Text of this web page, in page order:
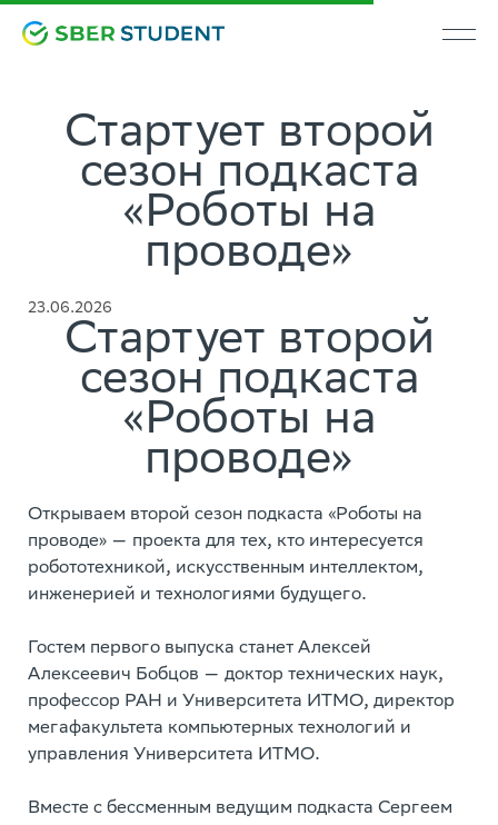
Стартует второй
сезон подкаста
«Роботы на
проводе»
23.06.2026
Стартует второй
сезон подкаста
«Роботы на
проводе»
Открываем второй сезон подкаста «Роботы на
проводе» — проекта для тех, кто интересуется
робототехникой, искусственным интеллектом,
инженерией и технологиями будущего.
Гостем первого выпуска станет Алексей
Алексеевич Бобцов — доктор технических наук,
профессор РАН и Университета ИТМО, директор
мегафакультета компьютерных технологий и
управления Университета ИТМО.
Вместе с бессменным ведущим подкаста Сергеем